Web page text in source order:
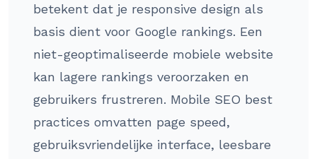
betekent dat je responsive design als
basis dient voor Google rankings. Een
niet-geoptimaliseerde mobiele website
kan lagere rankings veroorzaken en
gebruikers frustreren. Mobile SEO best
practices omvatten page speed,
gebruiksvriendelijke interface, leesbare